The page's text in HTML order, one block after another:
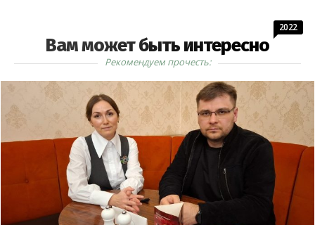
Вам может быть интересно
2022
Рекомендуем прочесть: